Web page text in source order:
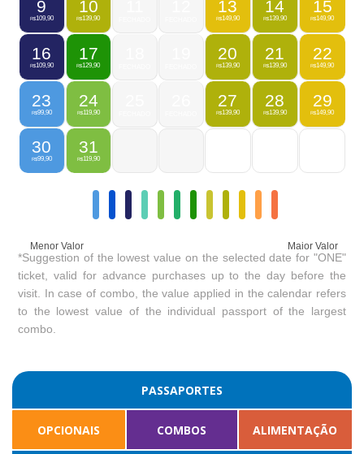
9
R$109,90
10
R$139,90
13
R$149,90
14
R$139,90
15
R$149,90
16
R$109,90
17
R$129,90
20
R$139,90
21
R$139,90
22
R$149,90
23
R$99,90
24
R$119,90
27
R$139,90
28
R$139,90
29
R$149,90
30
R$99,90
31
R$119,90
Menor Valor Maior Valor
*Suggestion of the lowest value on the selected date for "ONE"
ticket, valid for advance purchases up to the day before the
visit. In case of combo, the value applied in the calendar refers
to the lowest value of the individual passport of the largest
combo.
PASSAPORTES
OPCIONAIS COMBOS ALIMENTAÇÃO